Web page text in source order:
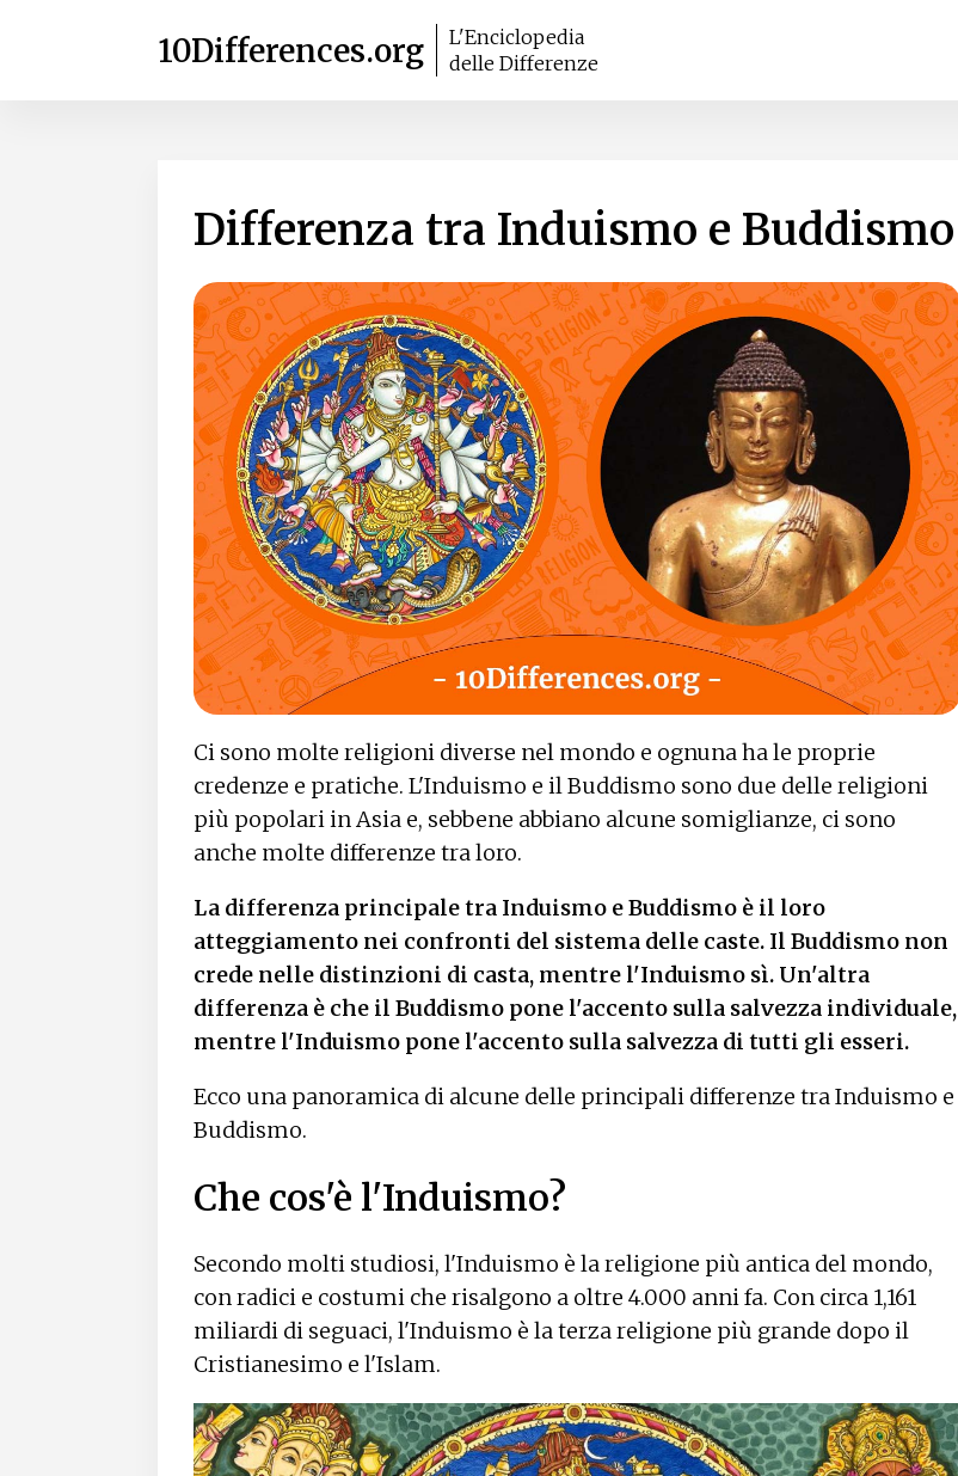
10Differences.org
L'Enciclopedia
delle Differenze
Differenza tra Induismo e Buddismo
Ci sono molte religioni diverse nel mondo e ognuna ha le proprie
credenze e pratiche. L'Induismo e il Buddismo sono due delle religioni
più popolari in Asia e, sebbene abbiano alcune somiglianze, ci sono
anche molte differenze tra loro.
La differenza principale tra Induismo e Buddismo è il loro
atteggiamento nei confronti del sistema delle caste. Il Buddismo non
crede nelle distinzioni di casta, mentre l'Induismo sì. Un'altra
differenza è che il Buddismo pone l'accento sulla salvezza individuale,
mentre l'Induismo pone l'accento sulla salvezza di tutti gli esseri.
Ecco una panoramica di alcune delle principali differenze tra Induismo e
Buddismo.
Che cos'è l'Induismo?
Secondo molti studiosi, l'Induismo è la religione più antica del mondo,
con radici e costumi che risalgono a oltre 4.000 anni fa. Con circa 1,161
miliardi di seguaci, l'Induismo è la terza religione più grande dopo il
Cristianesimo e l'Islam.